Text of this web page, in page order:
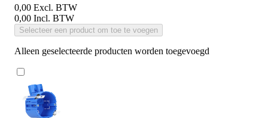
0,00 Excl. BTW
0,00 Incl. BTW
Selecteer een product om toe te voegen
Alleen geselecteerde producten worden toegevoegd